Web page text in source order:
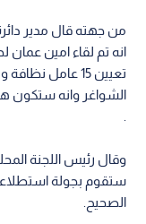
من جهته قال مدير
انه تم لقاء امين
تعيين 15 عامل
الشواغر وانه ستكون
وقال رئيس اللجنة
ستقوم بجولة
الصحيح.